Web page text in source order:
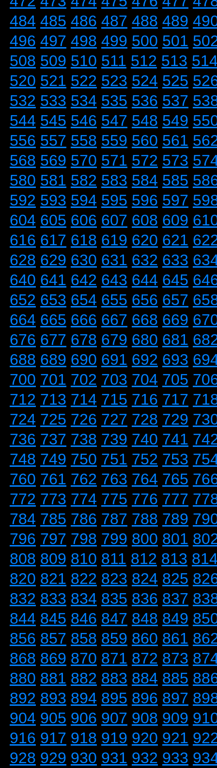
484 485 486 487 488 489
496 497 498 499 500 501
508 509 510 511 512 513
520 521 522 523 524 525
532 533 534 535 536 537
544 545 546 547 548 549
556 557 558 559 560 561
568 569 570 571 572 573
580 581 582 583 584 585
592 593 594 595 596 597
604 605 606 607 608 609
616 617 618 619 620 621
628 629 630 631 632 633
640 641 642 643 644 645
652 653 654 655 656 657
664 665 666 667 668 669
676 677 678 679 680 681
688 689 690 691 692 693
700 701 702 703 704 705
712 713 714 715 716 717
724 725 726 727 728 729
736 737 738 739 740 741
748 749 750 751 752 753
760 761 762 763 764 765
772 773 774 775 776 777
784 785 786 787 788 789
796 797 798 799 800 801
808 809 810 811 812 813
820 821 822 823 824 825
832 833 834 835 836 837
844 845 846 847 848 849
856 857 858 859 860 861
868 869 870 871 872 873
880 881 882 883 884 885
892 893 894 895 896 897
904 905 906 907 908 909
916 917 918 919 920 921
928 929 930 931 932 933